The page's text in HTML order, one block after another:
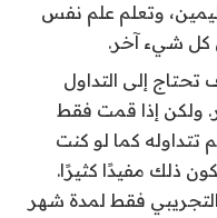
وتعلم علم نفس
كل شيء آخر.
إلى التداول
ولكن إذا قمت فقط
تتداوله كما لو كنت
ذلك مفيدًا كثيرًا.
التجريبي فقط لمدة شهر